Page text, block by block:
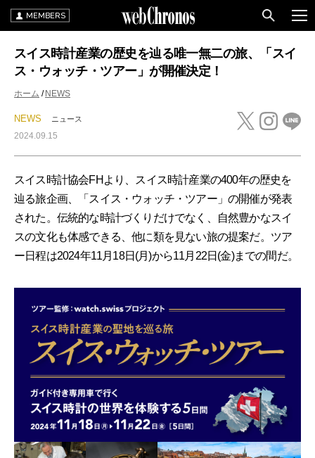
MEMBERS
スイス時計産業の歴史を辿る唯一無二の旅、「スイ
ス・ウォッチ・ツアー」が開催決定！
ホーム NEWS
NEWS ニュース
2024.09.15
スイス時計協会FHより、スイス時計産業の400年の歴史を
辿る旅企画、「スイス・ウォッチ・ツアー」の開催が発表
された。伝統的な時計づくりだけでなく、自然豊かなスイ
スの文化も体感できる、他に類を見ない旅の提案だ。ツア
ー日程は2024年11月18日(月)から11月22日(金)までの間だ。